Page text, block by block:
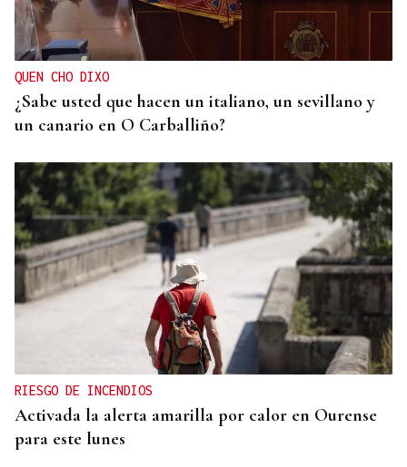
Un camión queda atravesado en medio de
carretera en Cualedro
QUEN CHO DIXO
¿Sabe usted que hacen un italiano, un sevillano y
un canario en O Carballiño?
RIESGO DE INCENDIOS
Activada la alerta amarilla por calor en Ourense
para este lunes